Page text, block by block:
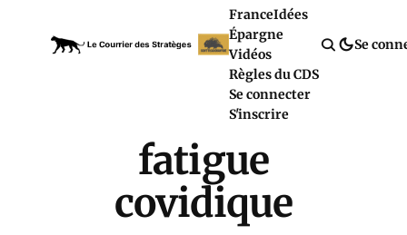
FranceIdées
Épargne
Vidéos
Règles du CDS
Se connecter
S'inscrire
Se
fatigue
covidique